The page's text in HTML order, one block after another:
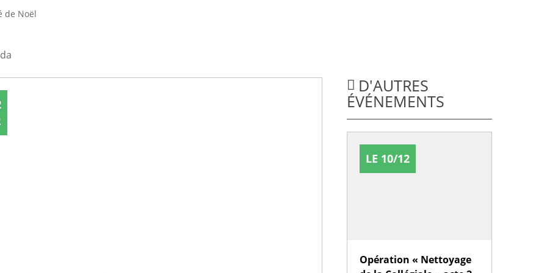
de Noël
D'AUTRES
ÉVÉNEMENTS
LE 10/12
Opération « Nettoyage